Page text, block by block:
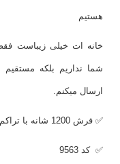
هستیم
خانه ات خیلی زیباست
شما نداریم بلکه
ارسال میکنم.
✅ فرش 1200 شانه با تراکم 3600
✅ کد 9563